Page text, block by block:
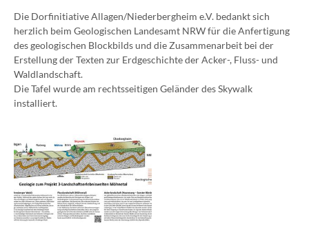
Die Dorfinitiative Allagen/Niederbergheim e.V. bedankt sich
herzlich beim Geologischen Landesamt NRW für die Anfertigung
des geologischen Blockbilds und die Zusammenarbeit bei der
Erstellung der Texten zur Erdgeschichte der Acker-, Fluss- und
Waldlandschaft.
Die Tafel wurde am rechtsseitigen Geländer des Skywalk
installiert.